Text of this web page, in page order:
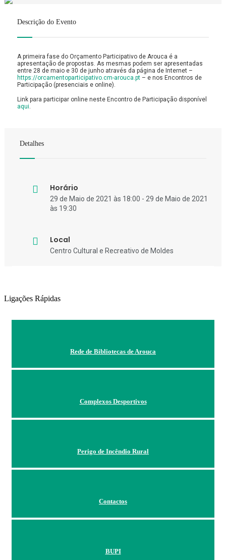
Descrição do Evento
A primeira fase do Orçamento Participativo de Arouca é a
apresentação de propostas. As mesmas podem ser apresentadas
entre 28 de maio e 30 de junho através da página de Internet –
https://orcamentoparticipativo.cm-arouca.pt – e nos Encontros de
Participação (presenciais e online).
Link para participar online neste Encontro de Participação disponível
aqui
Detalhes
Horário
29 de Maio de 2021 às 18:00 - 29 de Maio de 2021
às 19:30
Local
Centro Cultural e Recreativo de Moldes
Ligações Rápidas
Rede de Bibliotecas de Arouca
Complexos Desportivos
Perigo de Incêndio Rural
Contactos
BUPI